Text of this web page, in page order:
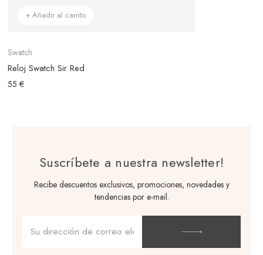
+ Añadir al carrito
Swatch
Reloj Swatch Sir Red
55 €
Suscríbete a nuestra newsletter!
Recibe descuentos exclusivos, promociones, novedades y
tendencias por e-mail.
de
correo